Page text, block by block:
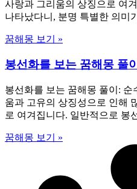
사랑과 그리움의 상징으로 여
나타났다니, 분명 특별한 의미
꿈해몽 보기 »
봉선화를 보는 꿈해몽 풀
봉선화를 보는 꿈해몽 풀이:
움과 고유의 상징성으로 인해
로 여겨집니다. 일반적으로 봉
꿈해몽 보기 »